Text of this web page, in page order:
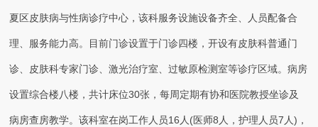
夏区皮肤病与性病诊疗中心，该科服务设施设备齐全、人员配备合
理、服务能力高。目前门诊设置于门诊四楼，开设有皮肤科普通门
诊、皮肤科专家门诊、激光治疗室、过敏原检测室等诊疗区域。病房
设置综合楼八楼，共计床位30张，每周定期有协和医院教授坐诊及
病房查房教学。该科室在岗工作人员16人(医师8人，护理人员7人)，